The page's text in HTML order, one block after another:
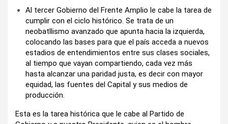
Al tercer Gobierno del Frente Amplio le cabe la tarea de
cumplir con el ciclo histórico. Se trata de un
neobatllismo avanzado que apunta hacia la izquierda,
colocando las bases para que el país acceda a nuevos
estadios de entendimientos entre sus clases sociales,
al tiempo que vayan compartiendo, cada vez más
hasta alcanzar una paridad justa, es decir con mayor
equidad, las fuentes del Capital y sus medios de
producción.
Esta es la tarea histórica que le cabe al Partido de